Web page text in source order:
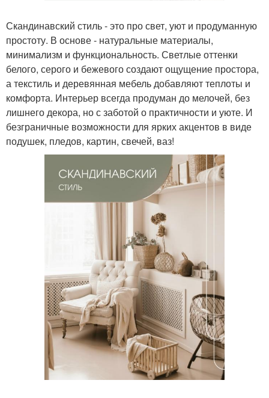
Скандинавский стиль - это про свет, уют и продуманную
простоту. В основе - натуральные материалы,
минимализм и функциональность. Светлые оттенки
белого, серого и бежевого создают ощущение простора,
а текстиль и деревянная мебель добавляют теплоты и
комфорта. Интерьер всегда продуман до мелочей, без
лишнего декора, но с заботой о практичности и уюте. И
безграничные возможности для ярких акцентов в виде
подушек, пледов, картин, свечей, ваз!